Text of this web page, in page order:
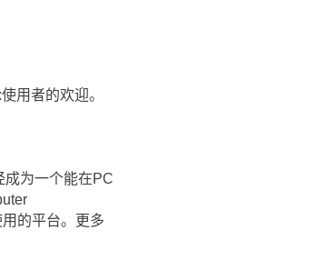
用者的欢迎。
成为一个能在PC
的平台。更多